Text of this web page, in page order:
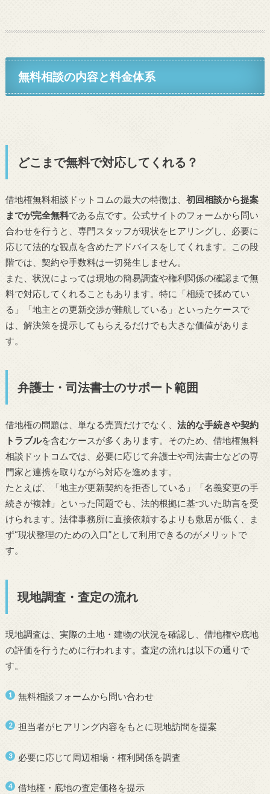
無料相談の内容と料金体系
どこまで無料で対応してくれる？
借地権無料相談ドットコムの最大の特徴は、 初回相談から提案
までが完全無料である点です。公式サイトのフォームから問い
合わせを行うと、専門スタッフが現状をヒアリングし、必要に
応じて法的な観点を含めたアドバイスをしてくれます。この段
階では、契約や手数料は一切発生しません。
また、状況によっては現地の簡易調査や権利関係の確認まで無
料で対応してくれることもあります。特に「相続で揉めてい
る」「地主との更新交渉が難航している」といったケースで
は、解決策を提示してもらえるだけでも大きな価値がありま
す。
弁護士・司法書士のサポート範囲
借地権の問題は、単なる売買だけでなく、 法的な手続きや契約
トラブルを含むケースが多くあります。そのため、借地権無料
相談ドットコムでは、必要に応じて弁護士や司法書士などの専
門家と連携を取りながら対応を進めます。
たとえば、「地主が更新契約を拒否している」「名義変更の手
続きが複雑」といった問題でも、法的根拠に基づいた助言を受
けられます。法律事務所に直接依頼するよりも敷居が低く、ま
ず“現状整理のための入口”として利用できるのがメリットで
す。
現地調査・査定の流れ
現地調査は、実際の土地・建物の状況を確認し、借地権や底地
の評価を行うために行われます。査定の流れは以下の通りで
す。
無料相談フォームから問い合わせ
担当者がヒアリング内容をもとに現地訪問を提案
必要に応じて周辺相場・権利関係を調査
借地権・底地の査定価格を提示